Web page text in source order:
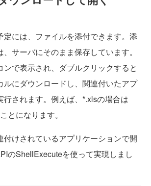
には、ファイルを添付できます。添
サーバにそのまま保存しています。
ンで表示され、ダブルクリックすると
ルにダウンロードし、関連付いたアプ
行されます。例えば、*.xlsの場合は
とになります。
けされているアプリケーションで開
のShellExecuteを使って実現しまし